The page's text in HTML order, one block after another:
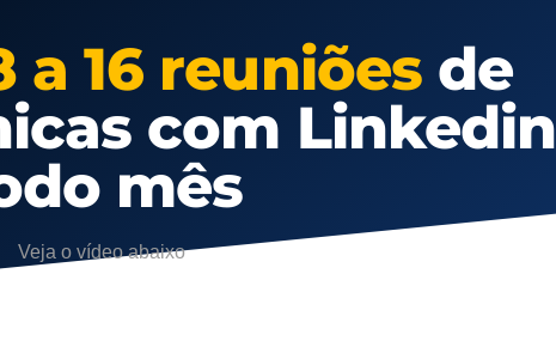
a 16 reuniões de
com Linkedin
mês
Veja o vídeo abaixo